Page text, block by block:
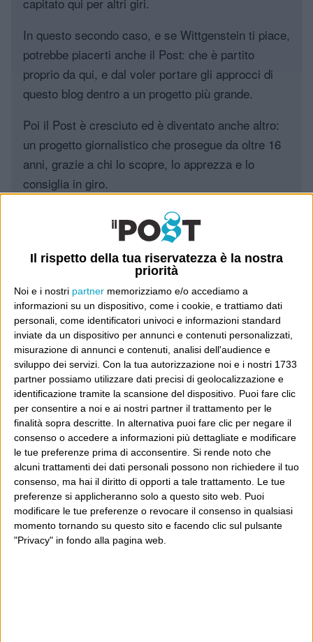
Il rispetto della tua riservatezza è la nostra
priorità
Noi e i nostri partner memorizziamo e/o accediamo a
informazioni su un dispositivo, come i cookie, e trattiamo dati
personali, come identificatori univoci e informazioni standard
inviate da un dispositivo per annunci e contenuti personalizzati,
misurazione di annunci e contenuti, analisi dell'audience e
sviluppo dei servizi. Con la tua autorizzazione noi e i nostri 1733
partner possiamo utilizzare dati precisi di geolocalizzazione e
identificazione tramite la scansione del dispositivo. Puoi fare clic
per consentire a noi e ai nostri partner il trattamento per le
finalità sopra descritte. In alternativa puoi fare clic per negare il
consenso o accedere a informazioni più dettagliate e modificare
le tue preferenze prima di acconsentire. Si rende noto che
alcuni trattamenti dei dati personali possono non richiedere il tuo
consenso, ma hai il diritto di opporti a tale trattamento. Le tue
preferenze si applicheranno solo a questo sito web. Puoi
modificare le tue preferenze o revocare il consenso in qualsiasi
momento tornando su questo sito e facendo clic sul pulsante
"Privacy" in fondo alla pagina web.
In questo secondo caso, e se Wittgenstein ti piace,
potrebbe piacerti anche il Post: che è partito
proprio da qui, e dal voler portare gli approcci di
questo blog dentro a un progetto più grande.
Poi il Post è cresciuto ed è diventato anche altro:
un progetto giornalistico che prosegue da oltre 16
anni, grazie a chi lo scopre, lo apprezza e lo
consiglia in giro.
Leggi il Post, magari ti piace
POST PRECEDENTE
Bigotti 2.0
POST SUCCESSIVO
We do what we’re told
E per i regali di Natale